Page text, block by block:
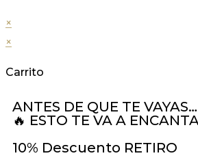
×
×
Carrito
ANTES DE QUE TE VAYAS…
🔥 ESTO TE VA A
10% Descuento RETIRO